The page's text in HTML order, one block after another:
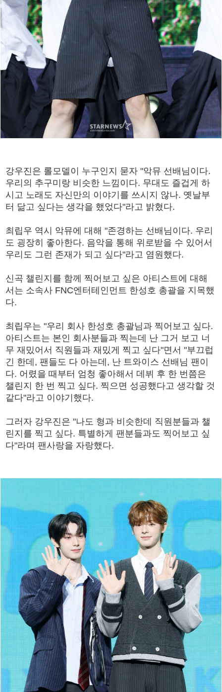
강우진은 롤모델이 누구인지 묻자 "악뮤 선배님이다.
우리의 추구미랑 비슷한 느낌이다. 무대도 즐겁게 하
시고 노래도 자신만의 이야기를 쓰시지 않나. 옛날부
터 닮고 싶다는 생각을 했었다"라고 밝혔다.
최립우 역시 악뮤에 대해 "존경하는 선배님이다. 우리
도 굉장히 좋아한다. 음악을 통해 위로받을 수 있어서
우리도 그런 존재가 되고 싶다"라고 염원했다.
신곡 챌린지를 함께 찍어보고 싶은 아티스트에 대해
서는 소속사 FNC엔터테인먼트 한성호 총괄을 지목했
다.
최립우는 "우리 회사 한성호 총괄님과 찍어보고 싶다.
아티스트는 본인 회사분들과 찍는데 난 그거 보고 너
무 재밌어서 직원들과 재밌게 찍고 싶다"면서 "부끄럽
긴 한데, 팬들도 다 아는데, 난 트와이스 선배님 팬이
다. 어렸을 때부터 엄청 좋아해서 데뷔 후 한 번쯤은
챌린지 한 번 찍고 싶다. 찍으면 성공했다고 생각할 것
같다"라고 이야기했다.
그러자 강우진은 "나도 형과 비슷한데 직원분들과 챌
린지를 찍고 싶다. 특별하게 팬분들과도 찍어보고 싶
다"라며 팬사랑을 자랑했다.